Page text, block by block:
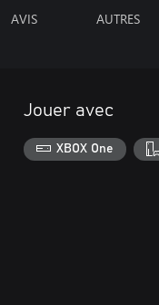
AVIS AUTRES
Jouer avec
XBOX One